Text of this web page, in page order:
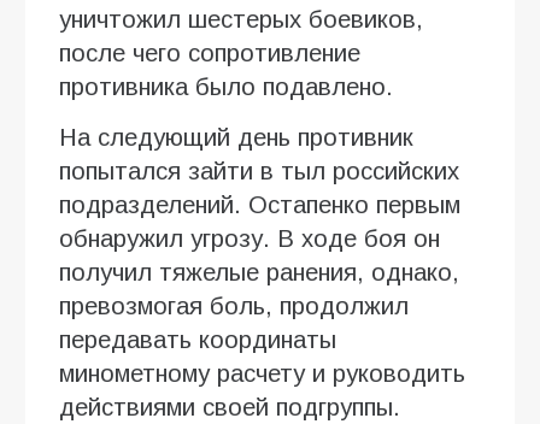
уничтожил шестерых боевиков,
после чего сопротивление
противника было подавлено.
На следующий день противник
попытался зайти в тыл российских
подразделений. Остапенко первым
обнаружил угрозу. В ходе боя он
получил тяжелые ранения, однако,
превозмогая боль, продолжил
передавать координаты
минометному расчету и руководить
действиями своей подгруппы.